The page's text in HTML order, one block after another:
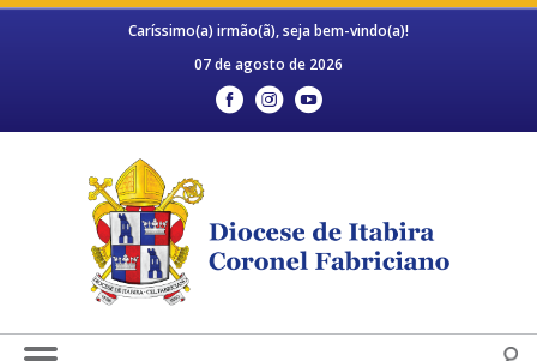
Caríssimo(a) irmão(ã), seja bem-vindo(a)!
07 de agosto de 2026